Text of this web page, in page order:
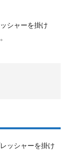
シャーを掛け
ッシャーを掛け